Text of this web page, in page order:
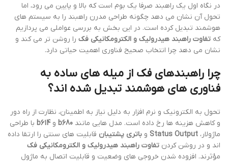
در نگاه اول یک راهبند صرفا یک بوم است که بالا و پایین می رود، اما
تحول آن نشان می دهد چگونه طراحی مدرن راهبند را به سیستم های
هوشمند تبدیل کرده است. در این بخش به بررسی عواملی می پردازیم
که تفاوت راهبند هیدرولیک و الکترومکانیکی فک را روشن تر می کند و
نشان می دهد چرا انتخاب صحیح فناوری اهمیت حیاتی دارد.
چرا راهبندهای فک از میله های ساده به
فناوری های هوشمند تبدیل شده اند؟
تحول به الکترونیک و نرم افزار به دلیل نیاز به اطمینان، نظارت از راه دور
و کاهش هزینه ها رخ داده است. مدل هایی مانند b680 وb614 با طراحی
ماژولار، Status Output و باتری پشتیبان قابلیت های سنتی را ارتقا داده
اند و در روشن کردن تفاوت راهبند هیدرولیک و الکترومکانیکی فک
مؤثرند. افزوده شدن خروجی های وضعیت و قابلیت اتصال به ماژول